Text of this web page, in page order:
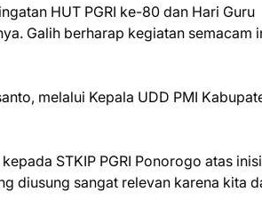
HUT PGRI ke-80 dan Hari Guru
Galih berharap kegiatan semacam
melalui Kepala UDD PMI
STKIP PGRI Ponorogo atas
diusung sangat relevan karena kita